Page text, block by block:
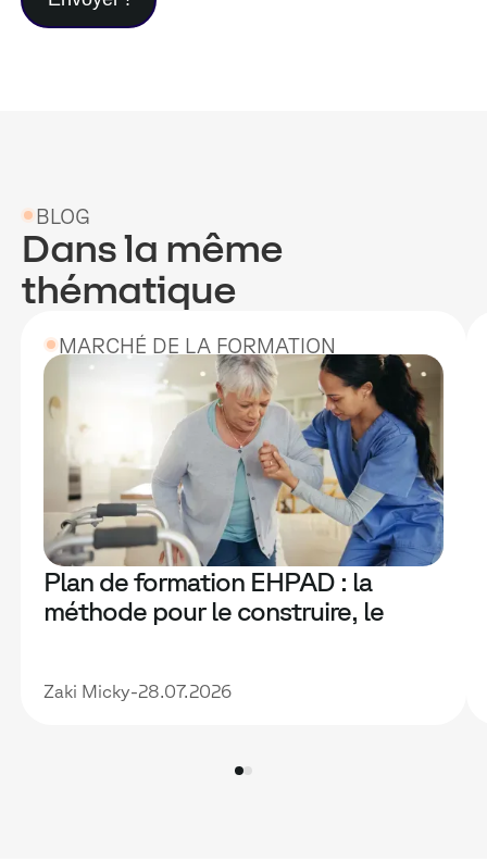
BLOG
Dans la même
thématique
MARCHÉ DE LA FORMATION
Plan de formation EHPAD : la
méthode pour le construire, le
Zaki Micky-28.07.2026